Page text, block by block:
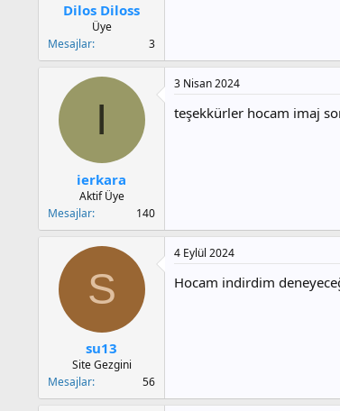
Dilos Diloss
Üye
Mesajlar
3
I
ierkara
Aktif Üye
Mesajlar
140
3 Nisan 2024
teşekkürler hocam imaj
S
su13
Site Gezgini
Mesajlar
56
4 Eylül 2024
Hocam indirdim